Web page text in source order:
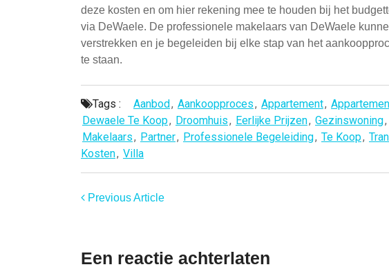
deze kosten en om hier rekening mee te houden bij het
via DeWaele. De professionele makelaars van DeWaele
verstrekken en je begeleiden bij elke stap van het
te staan.
Tags : Aanbod, Aankoopproces, Appartement,
Dewaele Te Koop, Droomhuis, Eerlijke Prijzen, Gezinswoning,
Makelaars, Partner, Professionele Begeleiding, Te Koop,
Kosten, Villa
Previous Article
Een reactie achterlaten